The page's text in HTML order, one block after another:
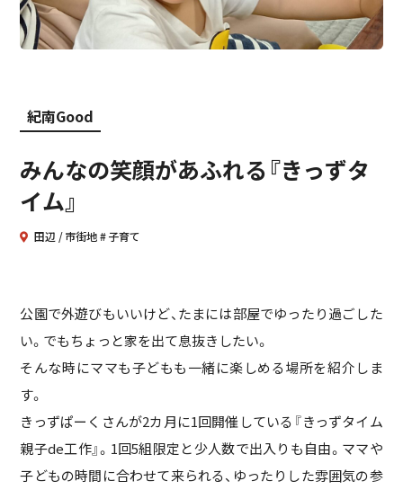
紀南Good
みんなの笑顔があふれる『きっずタ
イム』
田辺 市街地 子育て
公園で外遊びもいいけど、たまには部屋でゆったり過ごした
い。でもちょっと家を出て息抜きしたい。
そんな時にママも子どもも一緒に楽しめる場所を紹介しま
す。
きっずぱーくさんが2カ月に1回開催している『きっずタイム
親子de工作』。1回5組限定と少人数で出入りも自由。ママや
子どもの時間に合わせて来られる、ゆったりした雰囲気の参